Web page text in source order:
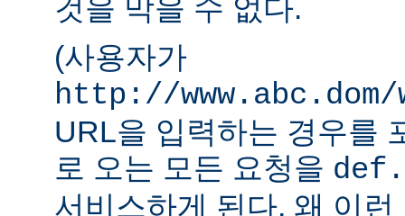
것을 막을 수 없다.
(사용자가
http://www.abc.dom/
URL을 입력하는 경우를
로 오는 모든 요청을
서비스하게 된다. 왜 이